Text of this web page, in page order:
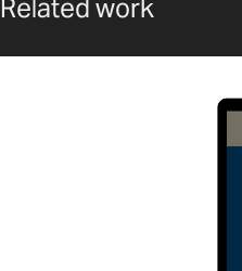
Related work